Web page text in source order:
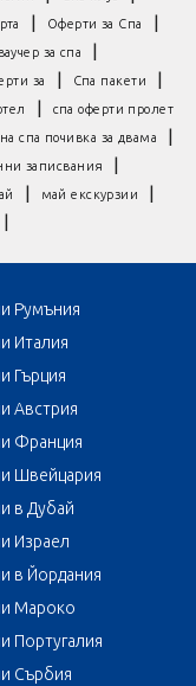
| Оферти за Спа |
ваучер за спа |
за | Спа пакети |
| спа оферти пролет
спа почивка за двама |
записвания |
| май екскурзии |
|
Румъния
Италия
Гърция
Австрия
Франция
Швейцария
в Дубай
Израел
в Йордания
Мароко
Португалия
Сърбия